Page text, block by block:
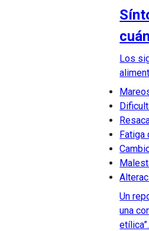
Los
Fatiga
Un
una
etílica”.